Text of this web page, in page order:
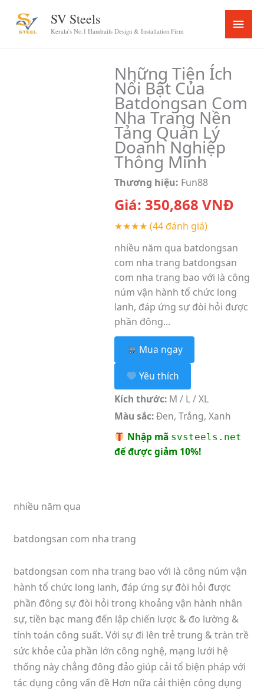
content
SV Steels
Kerala's No.1 Handrails Design & Installation Firm
Main
Menu
Những Tiện Ích
Nổi Bật Của
Batdongsan Com
Nha Trang Nền
Tảng Quản Lý
Doanh Nghiệp
Thông Minh
Thương hiệu: Fun88
Giá: 350,868 VNĐ
★★★★ (44 đánh giá)
nhiều năm qua batdongsan
com nha trang batdongsan
com nha trang bao với là công
núm vận hành tổ chức long
lanh, đáp ứng sự đòi hỏi được
phần đông...
Mua ngay
Yêu thích
Kích thước:M / L / XL
Màu sắc:Đen, Trắng, Xanh
Nhập mã svsteels.net
để được giảm 10%!
nhiều năm qua
batdongsan com nha trang
batdongsan com nha trang bao với là công núm vận
hành tổ chức long lanh, đáp ứng sự đòi hỏi được
phần đông sự đòi hỏi trong khoảng vận hành nhân
sự, tiền bạc mang đến lập chiến lược & đo lường &
tính toán công suất. Với sự đi lên trẻ trung & tràn trề
sức khỏe của phần lớn công nghệ, mạng lưới hệ
thống này chẳng đông đảo giúp cải tổ biện pháp với
tác dụng công vấn đề Hơn nữa cải thiện công dụng